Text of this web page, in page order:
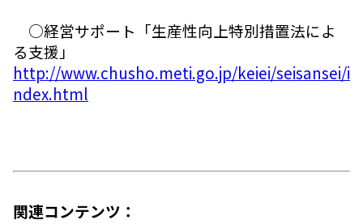
○経営サポート「生産性向上特別措置法によ
る支援」
http://www.chusho.meti.go.jp/keiei/seisansei/i
ndex.html
関連コンテンツ：